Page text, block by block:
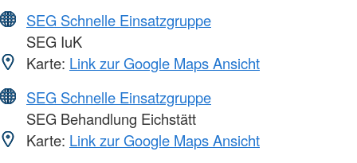
SEG Schnelle Einsatzgruppe
SEG IuK
Karte: Link zur Google Maps Ansicht
SEG Schnelle Einsatzgruppe
SEG Behandlung Eichstätt
Karte: Link zur Google Maps Ansicht